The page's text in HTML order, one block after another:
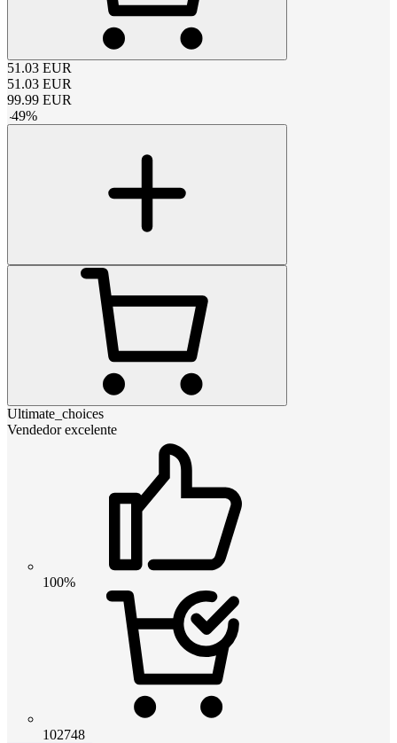
51.03 EUR
51.03 EUR
99.99 EUR
-49%
Ultimate_choices
Vendedor excelente
100%
102748